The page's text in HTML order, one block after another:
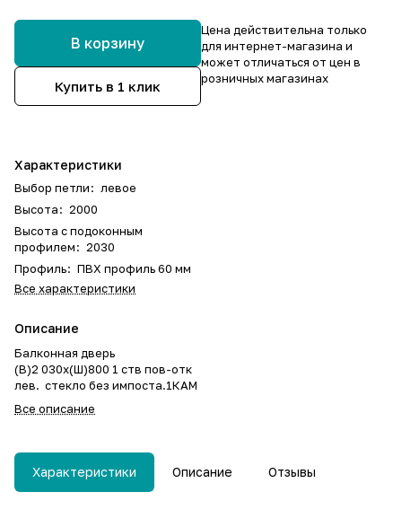
В корзину
Купить в 1 клик
Характеристики
Выбор петли: левое
Высота: 2000
Высота с подоконным
профилем: 2030
Профиль: ПВХ профиль 60 мм
Все характеристики
Описание
Балконная дверь
(В)2 030х(Ш)800 1 ств пов-отк
лев. стекло без импоста.1КАМ
Все описание
Цена действительна только
для интернет-магазина и
может отличаться от цен в
розничных магазинах
Характеристики Описание Отзывы